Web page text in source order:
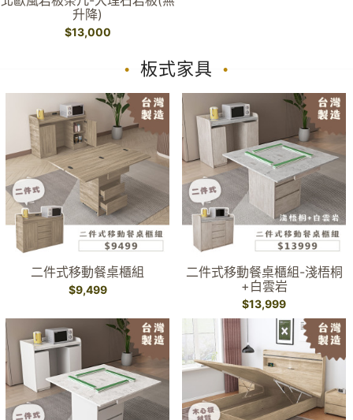
升降)
$13,000
板式家具
二件式移動餐桌櫃組
$9,499
二件式移動餐桌櫃組-淺梧桐
+白雲岩
$13,999